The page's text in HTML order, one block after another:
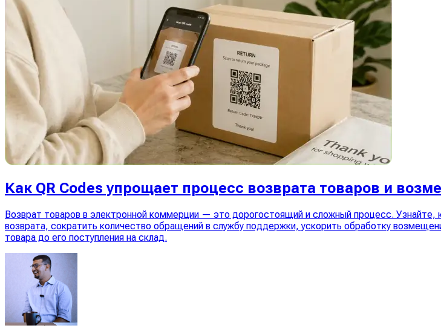
Как QR Codes упрощает процесс возврата товаров и
Возврат товаров в электронной коммерции — это дорогостоящий и сложный процесс. Узнайте,
возврата, сократить количество обращений в службу поддержки, ускорить обработку
товара до его поступления на склад.